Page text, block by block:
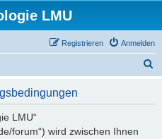
LMU
Anmelden
Registrieren
LMU“
forum“) wird zwischen Ihnen